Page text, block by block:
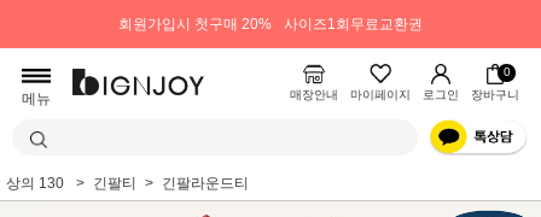
회원가입시 첫구매 20% 사이즈1회무료교환권
메뉴 매장안내 마이페이지 로그인
0
장바구니
상의 130 긴팔티 긴팔라운드티